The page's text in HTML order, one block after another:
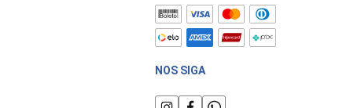
NOS SIGA